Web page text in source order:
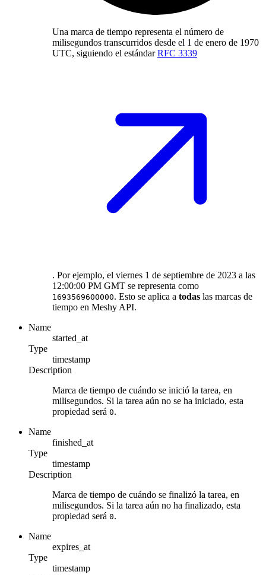
Una marca de tiempo representa el número de
milisegundos transcurridos desde el 1 de enero de 1970
UTC, siguiendo el estándarRFC 3339
. Por ejemplo, el viernes 1 de septiembre de 2023 a las
12:00:00 PM GMT se representa como
1693569600000. Esto se aplica a todas las marcas de
tiempo en Meshy API.
Name
started_at
Type
timestamp
Description
Marca de tiempo de cuándo se inició la tarea, en
milisegundos. Si la tarea aún no se ha iniciado, esta
propiedad será 0.
Name
finished_at
Type
timestamp
Description
Marca de tiempo de cuándo se finalizó la tarea, en
milisegundos. Si la tarea aún no ha finalizado, esta
propiedad será 0.
Name
expires_at
Type
timestamp